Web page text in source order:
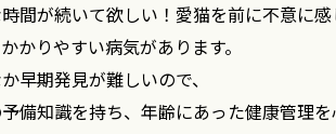
間が続いて欲しい！愛猫を前に不意に感
かりやすい病気があります。
早期発見が難しいので、
備知識を持ち、年齢にあった健康管理を